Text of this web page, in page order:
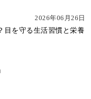
2026年06月26日